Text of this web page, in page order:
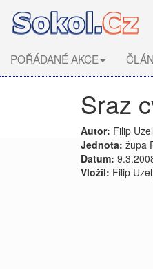
POŘÁDANÉ AKCE
Sraz
Autor: Filip Uzel
Jednota: župa
Datum:
Vložil: Filip